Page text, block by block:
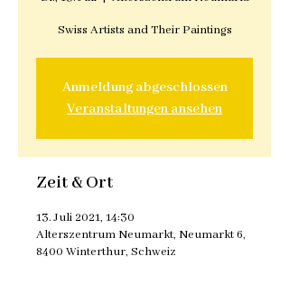
Swiss Artists and Their Paintings
Anmeldung abgeschlossen
Veranstaltungen ansehen
Zeit & Ort
13. Juli 2021, 14:30
Alterszentrum Neumarkt, Neumarkt 6,
8400 Winterthur, Schweiz